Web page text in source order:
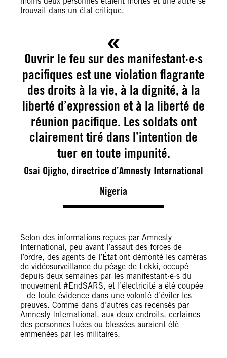
trouvait dans un état critique.
Ouvrir le feu sur des manifestant·e·s
pacifiques est une violation flagrante
des droits à la vie, à la dignité, à la
liberté d’expression et à la liberté de
réunion pacifique. Les soldats ont
clairement tiré dans l’intention de
tuer en toute impunité.
Osai Ojigho, directrice d’Amnesty International
Nigeria
Selon des informations reçues par Amnesty
International, peu avant l’assaut des forces de
l’ordre, des agents de l’État ont démonté les caméras
de vidéosurveillance du péage de Lekki, occupé
depuis deux semaines par les manifestant·e·s du
mouvement #EndSARS, et l’électricité a été coupée
– de toute évidence dans une volonté d’éviter les
preuves. Comme dans d’autres cas recensés par
Amnesty International, aux deux endroits, certaines
des personnes tuées ou blessées auraient été
emmenées par les militaires.